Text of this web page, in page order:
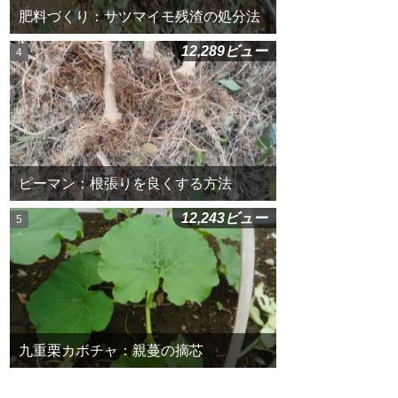
肥料づくり：サツマイモ残渣の処分法
ピーマン：根張りを良くする方法
12,289ビュー
九重栗カボチャ：親蔓の摘芯
12,243ビュー